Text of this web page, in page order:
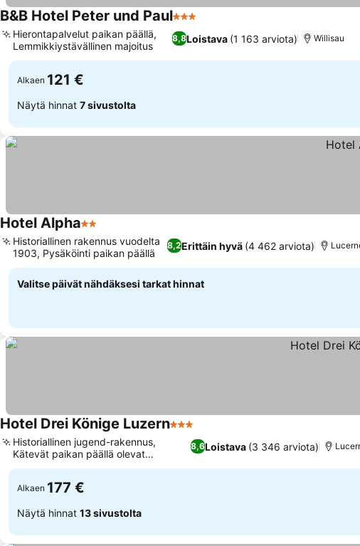
B&B Hotel Peter und Paul3 Tähtiluokitus
8,8Loistava (1 163 arviota)
Hierontapalvelut paikan päällä,
Lemmikkiystävällinen majoitus
Willisau
Alkaen 121 €
Näytä hinnat 7 sivustolta
Hotel Alpha2 Tähtiluokitus
8,2Erittäin hyvä (4 462 arviota)
Historiallinen rakennus vuodelta
1903, Pysäköinti paikan päällä
Valitse päivät nähdäksesi tarkat hinnat
Hotel Drei Könige Luzern3 Tähtiluokitus
8,6Loistava (3 346 arviota)
Historiallinen jugend-rakennus,
Kätevät paikan päällä olevat
mukavuudet
Alkaen 177 €
Näytä hinnat 13 sivustolta